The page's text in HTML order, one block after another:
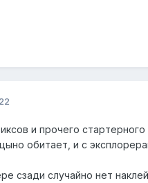
и прочего
обитает, и с
сзади случайно нет